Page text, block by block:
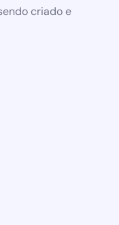
criado e